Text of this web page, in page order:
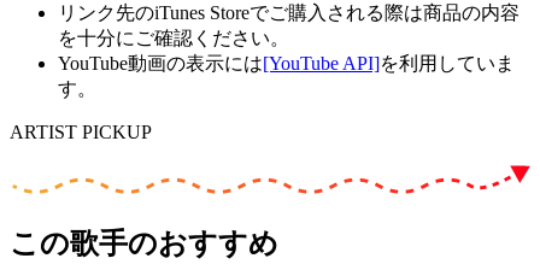
リンク先のiTunes Storeでご購入される際は商品の内容
を十分にご確認ください。
YouTube動画の表示には[YouTube API]を利用していま
す。
ARTIST PICKUP
この歌手のおすすめ